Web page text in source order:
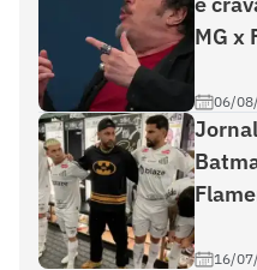
MG x
06/
16/